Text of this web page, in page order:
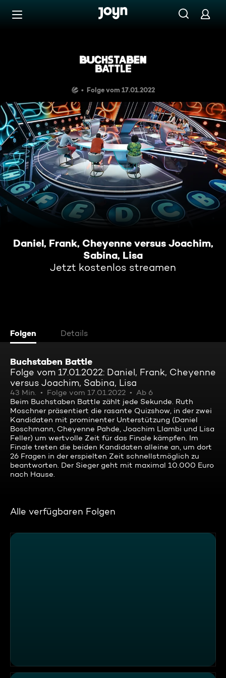
Zum Inhalt springen
Daniel, Frank, Cheyenne
Folge vom 17.01.2022
Daniel, Frank, Cheyenne versus Joachim,
Sabina, Lisa
Jetzt kostenlos streamen
Folgen Details
Buchstaben Battle
Folge vom 17.01.2022: Daniel, Frank, Cheyenne
versus Joachim, Sabina, Lisa
43 Min. Folge vom 17.01.2022
Ab 6
Beim Buchstaben Battle zählt jede Sekunde. Ruth
Moschner präsentiert die rasante Quizshow, in der zwei
Kandidaten mit prominenter Unterstützung (Daniel
Boschmann, Cheyenne Pahde, Joachim Llambi und Lisa
Feller) um wertvolle Zeit für das Finale kämpfen. Im
Finale treten die beiden Kandidaten alleine an, um dort
26 Fragen in der erspielten Zeit schnellstmöglich zu
beantworten. Der Sieger geht mit maximal 10.000 Euro
nach Hause.
Alle verfügbaren Folgen
SABINE, HARDY, ARIANE VERSUS INGO, ANJA, FRANK